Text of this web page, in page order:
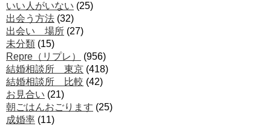
いい人がいない (25)
出会う方法 (32)
出会い 場所 (27)
未分類 (15)
Repre（リプレ）
(956)
結婚相談所 東京 (418)
結婚相談所 比較 (42)
お見合い (21)
朝ごはんおごります (25)
成婚率 (11)